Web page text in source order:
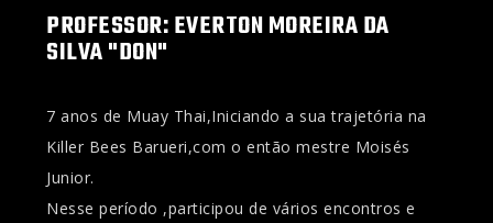
PROFESSOR: EVERTON MOREIRA DA
SILVA "DON"
7 anos de Muay Thai,Iniciando a sua trajetória na
Killer Bees Barueri,com o então mestre Moisés
Junior.
Nesse período ,participou de vários encontros e